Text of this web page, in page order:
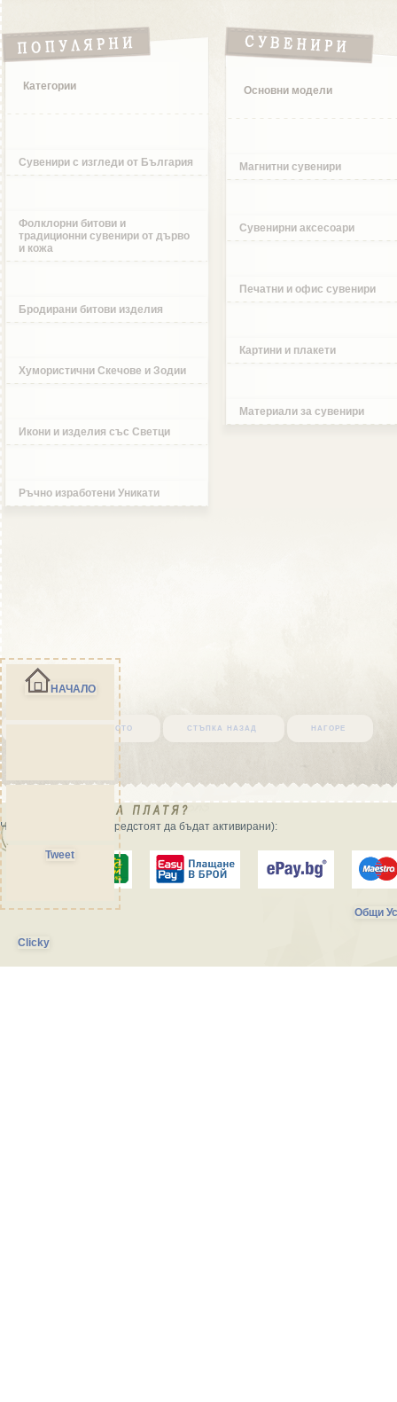
Категории
Сувенири с изгледи от България
Фолклорни битови и
традиционни сувенири от дърво
и кожа
Бродирани битови изделия
Хумористични Скечове и Зодии
Икони и изделия със Светци
Ръчно изработени Уникати
Основни модели
Магнитни сувенири
Сувенирни аксесоари
Печатни и офис сувенири
Картини и плакети
Материали за сувенири
върни се в началото стъпка назад нагоре
Начини на плащане (предстоят да бъдат активирани):
Общи
Clicky
НАЧАЛО
Tweet